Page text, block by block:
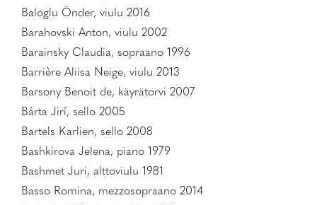
Baloglu Önder, viulu 2016
Barahovski Anton, viulu 2002
Barainsky Claudia, sopraano 1996
Barrière Aliisa Neige, viulu 2013
Barsony Benoit de, käyrätorvi 2007
Bárta Jirí, sello 2005
Bartels Karlien, sello 2008
Bashkirova Jelena, piano 1979
Bashmet Juri, alttoviulu 1981
Basso Romina, mezzosopraano 2014